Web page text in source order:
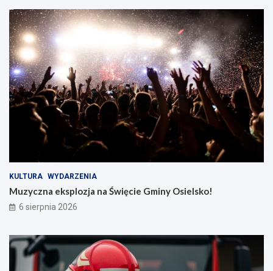
KULTURA WYDARZENIA
Muzyczna eksplozja na Święcie Gminy Osielsko!
6 sierpnia 2026